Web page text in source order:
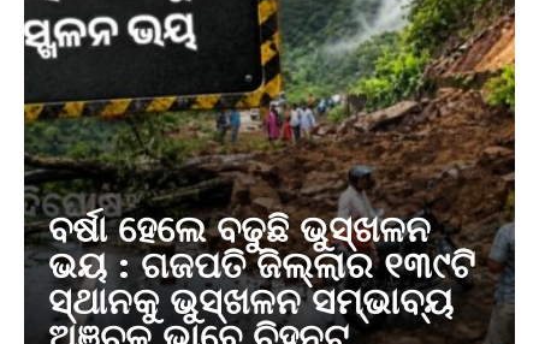
ବର୍ଷା ହେଲେ ବଢୁଛି ଭୁସ୍ଖଳନ
ଭୟ : ଗଜପତି ଜିଲ୍ଲାର ୧୩୯ଟି
ସ୍ଥାନକୁ ଭୁସ୍ଖଳନ ସମ୍ଭାବ୍ୟ